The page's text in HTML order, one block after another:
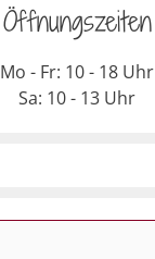
Öffnungszeiten
Mo - Fr: 10 - 18 Uhr
Sa: 10 - 13 Uhr